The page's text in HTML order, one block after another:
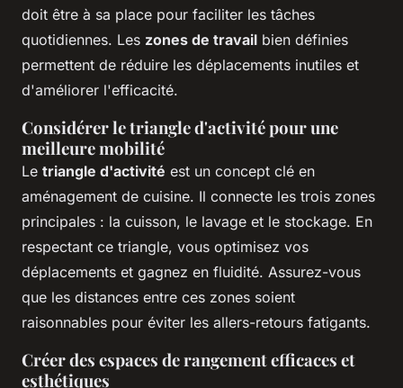
doit être à sa place pour faciliter les tâches
quotidiennes. Les zones de travail bien définies
permettent de réduire les déplacements inutiles et
d'améliorer l'efficacité.
Considérer le triangle d'activité pour une
meilleure mobilité
Le triangle d'activité est un concept clé en
aménagement de cuisine. Il connecte les trois zones
principales : la cuisson, le lavage et le stockage. En
respectant ce triangle, vous optimisez vos
déplacements et gagnez en fluidité. Assurez-vous
que les distances entre ces zones soient
raisonnables pour éviter les allers-retours fatigants.
Créer des espaces de rangement efficaces et
esthétiques